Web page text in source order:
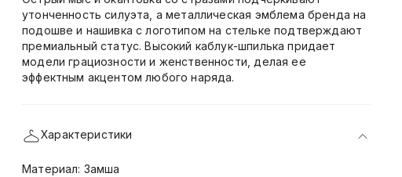
утонченность силуэта, а металлическая эмблема бренда на
подошве и нашивка с логотипом на стельке подтверждают
премиальный статус. Высокий каблук-шпилька придает
модели грациозности и женственности, делая ее
эффектным акцентом любого наряда.
Характеристики
Материал: Замша